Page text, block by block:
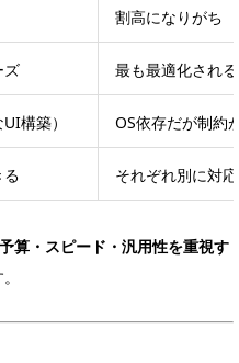
割高になりがち
ズ 最も最適化される
構築） OS依存だが制約
それぞれ別に対
予算・スピード・汎用性を重視す